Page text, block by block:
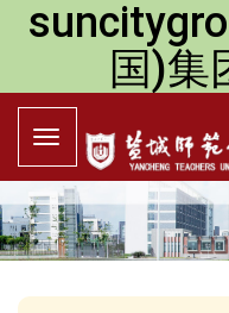
国)集